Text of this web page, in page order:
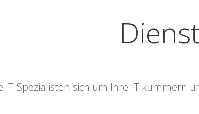
IT-Spezialisten sich um Ihre IT